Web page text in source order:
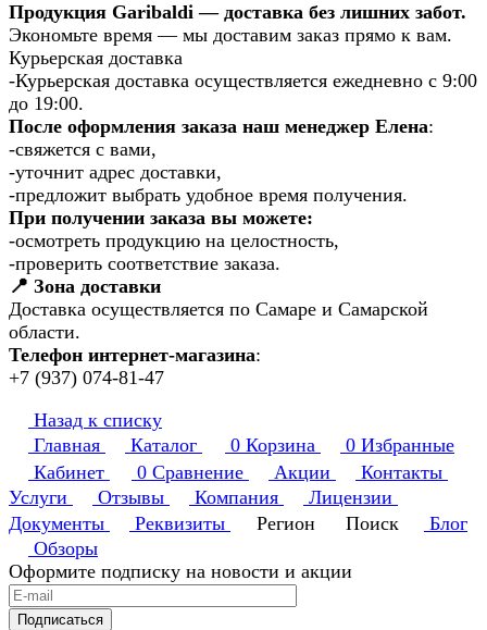
Продукция Garibaldi — доставка без лишних забот.
Экономьте время — мы доставим заказ прямо к вам.
Курьерская доставка
-Курьерская доставка осуществляется ежедневно с 9:00
до 19:00.
После оформления заказа наш менеджер Елена:
-свяжется с вами,
-уточнит адрес доставки,
-предложит выбрать удобное время получения.
При получении заказа вы можете:
-осмотреть продукцию на целостность,
-проверить соответствие заказа.
📍 Зона доставки
Доставка осуществляется по Самаре и Самарской
области.
Телефон интернет-магазина:
+7 (937) 074-81-47
Назад к списку
Главная
Каталог 0 Корзина 0 Избранные
Кабинет
0 Сравнение Акции
Контакты
Услуги
Отзывы Компания
Лицензии
Документы
Реквизиты Регион Поиск
Блог
Обзоры
Оформите подписку на новости и акции
Подписаться